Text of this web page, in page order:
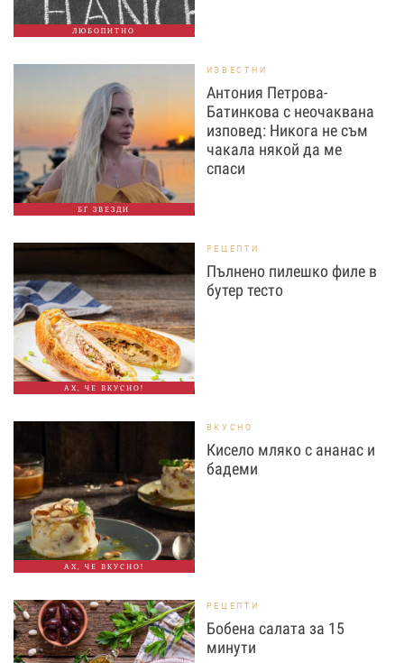
ЛЮБОПИТНО
БГ ЗВЕЗДИ
ИЗВЕСТНИ
Антония Петрова-
Батинкова с неочаквана
изповед: Никога не съм
чакала някой да ме
спаси
АХ, ЧЕ ВКУСНО!
РЕЦЕПТИ
Пълнено пилешко филе в
бутер тесто
АХ, ЧЕ ВКУСНО!
ВКУСНО
Кисело мляко с ананас и
бадеми
РЕЦЕПТИ
Бобена салата за 15
минути